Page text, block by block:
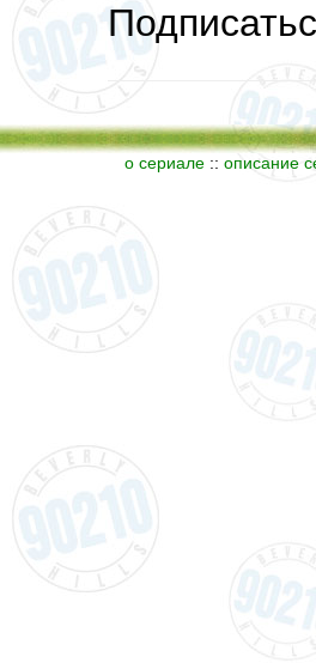
о сериале:: описание